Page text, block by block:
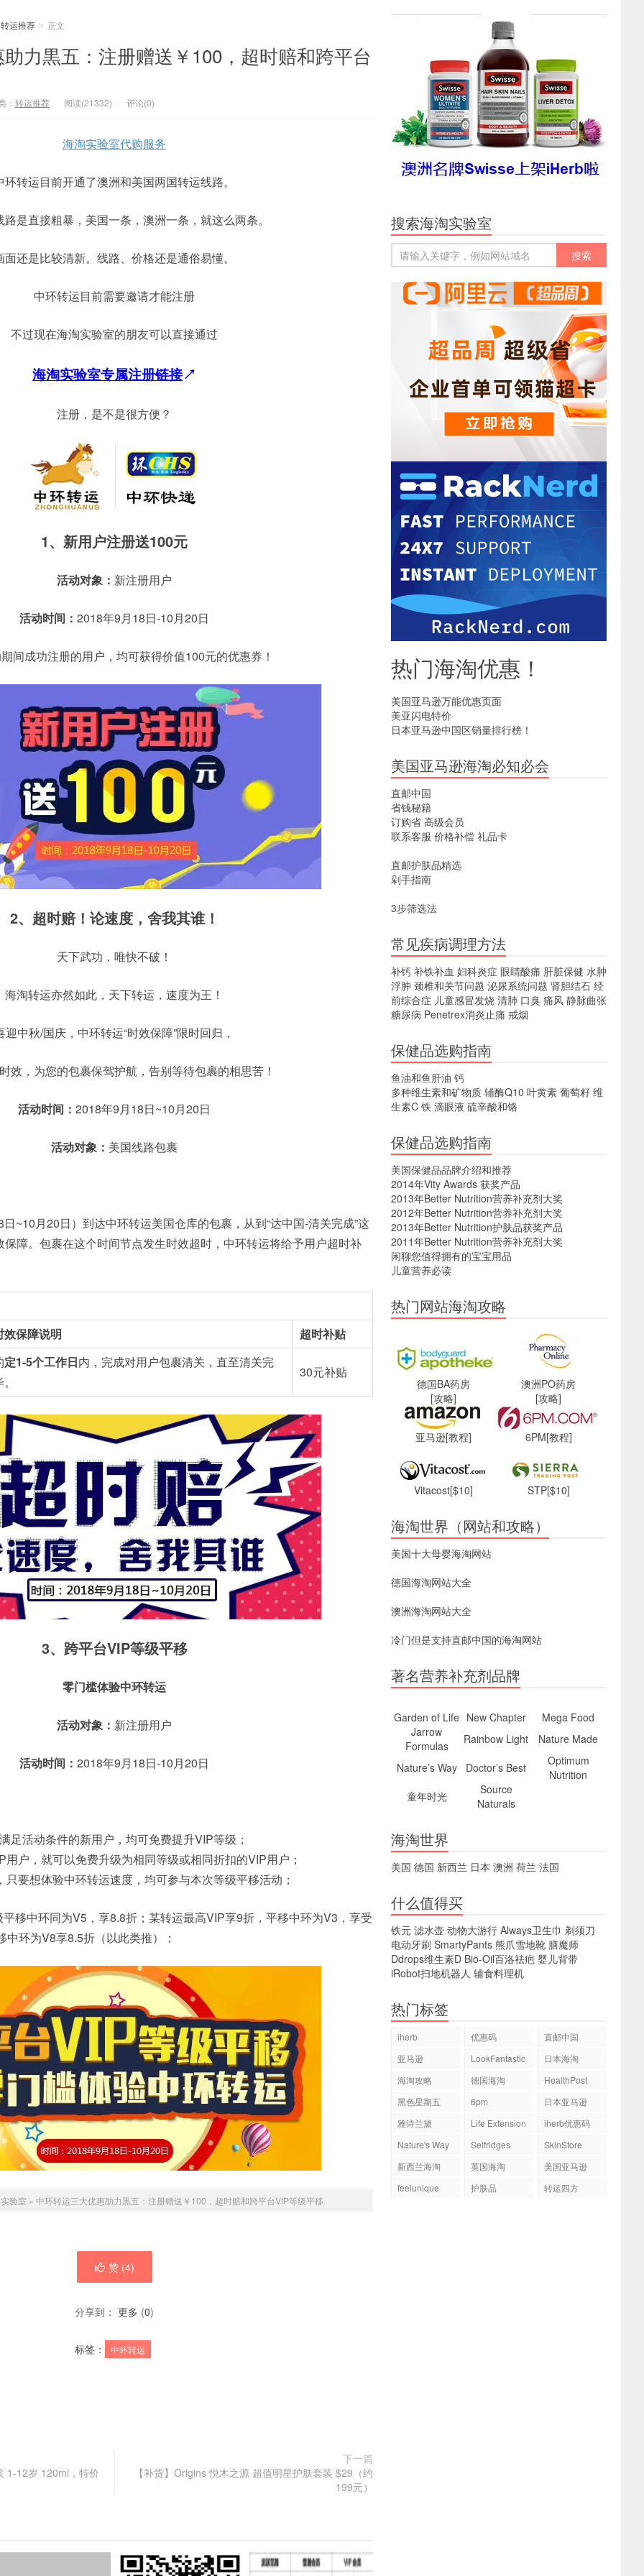
转运推荐 > 正文
力黒五：注册赠送￥100，超时赔和跨平台
： 转运推荐 阅读(21332) 评论(0)
海淘实验室代购服务
环转运目前开通了澳洲和美国两国转运线路。
路是直接粗暴，美国一条，澳洲一条，就这么两条。
面还是比较清新。线路、价格还是通俗易懂。
中环转运目前需要邀请才能注册
不过现在海淘实验室的朋友可以直接通过
海淘实验室专属注册链接↗
注册，是不是很方便？
1、新用户注册送100元
活动对象： 新注册用户
活动时间： 2018年9月18日-10月20日
间成功注册的用户，均可获得价值100元的优惠券！
2、 超时赔！ 论速度，舍我其谁！
天下武功，唯快不破！
海淘转运亦然如此，天下转运，速度为王！
迎中秋/国庆，中环转运“时效保障”限时回归，
效，为您的包裹保驾护航，告别等待包裹的相思苦！
活动时间： 2018年9月18日~10月20日
活动对象： 美国线路包裹
~10月20日）到达中环转运美国仓库的包裹，从到“达中国-清关完成”这
障。包裹在这个时间节点发生时效超时，中环转运将给予用户超时补
效保障说明
超时补贴
定1-5个工作日内，完成对用户包裹清关，直至清关完
30元补贴
3、 跨平台VIP等级平移
零门槛体验中环转运
活动对象： 新注册用户
活动时间： 2018年9月18日-10月20日
足活动条件的新用户，均可免费提升VIP等级；
户，就可以免费升级为相同等级或相同折扣的VIP用户；
要想体验中环转运速度，均可参与本次等级平移活动；
移中环同为V5，享8.8折；某转运最高VIP享9折，平移中环为V3，享受
环为V8享8.5折（以此类推）；
验室 » 中环转运三大优惠助力黒五：注册赠送￥100，超时赔和跨平台VIP等级平移
赞 (4)
分享到： 更多 (0)
标签： 中环转运
1-12岁 120ml，特价
下一篇
【补货】Origins 悦木之源 超值明星护肤套装 $29（约
199元）
搜索海淘实验室
热门海淘优惠！
美国亚马逊万能优惠页面
美亚闪电特价
日本亚马逊中国区销量排行榜！
美国亚马逊海淘必知必会
直邮中国
省钱秘籍
订购省 高级会员
联系客服 价格补偿 礼品卡
直邮护肤品精选
剁手指南
3步筛选法
常见疾病调理方法
补钙 补铁补血 妇科炎症 眼睛酸痛 肝脏保健 水肿
浮肿 颈椎和关节问题 泌尿系统问题 肾胆结石 经
前综合症 儿童感冒发烧 清肺 口臭 痛风 静脉曲张
糖尿病 Penetrex消炎止痛 戒烟
保健品选购指南
鱼油和鱼肝油 钙
多种维生素和矿物质 辅酶Q10 叶黄素 葡萄籽 维
生素C 铁 滴眼液 硫辛酸和铬
保健品选购指南
美国保健品品牌介绍和推荐
2014年Vity Awards 获奖产品
2013年Better Nutrition营养补充剂大奖
2012年Better Nutrition营养补充剂大奖
2013年Better Nutrition护肤品获奖产品
2011年Better Nutrition营养补充剂大奖
闲聊您值得拥有的宝宝用品
儿童营养必读
热门网站海淘攻略
德国BA药房
[攻略]
澳洲PO药房
[攻略]
亚马逊[教程] 6PM[教程]
Vitacost[$10] STP[$10]
海淘世界（网站和攻略）
美国十大母婴海淘网站
德国海淘网站大全
澳洲海淘网站大全
冷门但是支持直邮中国的海淘网站
著名营养补充剂品牌
Garden of Life New Chapter
Mega Food
Jarrow
Formulas
Rainbow Light
Nature Made
Nature’s Way
Doctor’s Best
Optimum
Nutrition
童年时光
Source
Naturals
海淘世界
美国 德国 新西兰 日本 澳洲 荷兰 法国
什么值得买
铁元 滤水壶 动物大游行 Always卫生巾 剃须刀
电动牙刷 SmartyPants 熊爪雪地靴 膳魔师
Ddrops维生素D Bio-Oil百洛祛疤 婴儿背带
iRobot扫地机器人 辅食料理机
热门标签
iherb 优惠码
直邮中国
亚马逊
LookFantastic
日本海淘
海淘攻略
德国海淘
HealthPost
黑色星期五
6pm
日本亚马逊
雅诗兰黛
Life Extension
iherb优惠码
Nature's Way
Selfridges
SkinStore
新西兰海淘
英国海淘
美国亚马逊
feelunique
护肤品 转运四方